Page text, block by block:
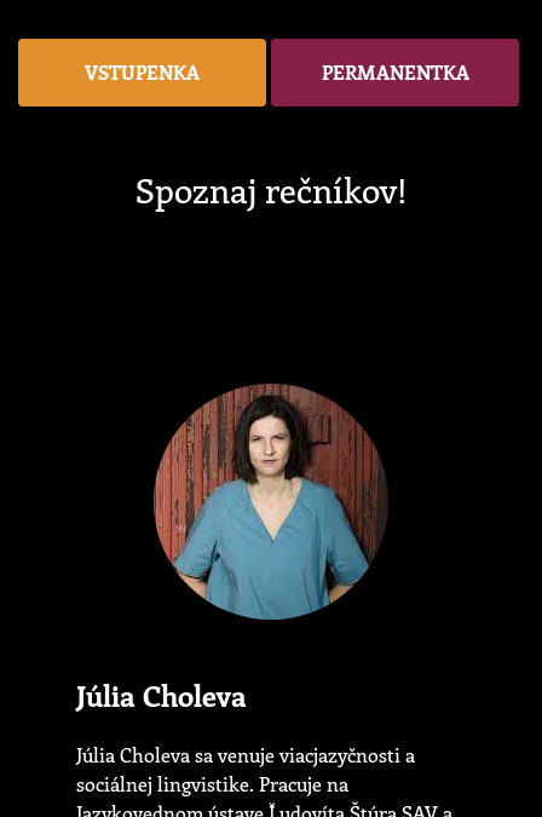
VSTUPENKA PERMANENTKA
Spoznaj rečníkov!
Júlia Choleva
Júlia Choleva sa venuje viacjazyčnosti a
sociálnej lingvistike. Pracuje na